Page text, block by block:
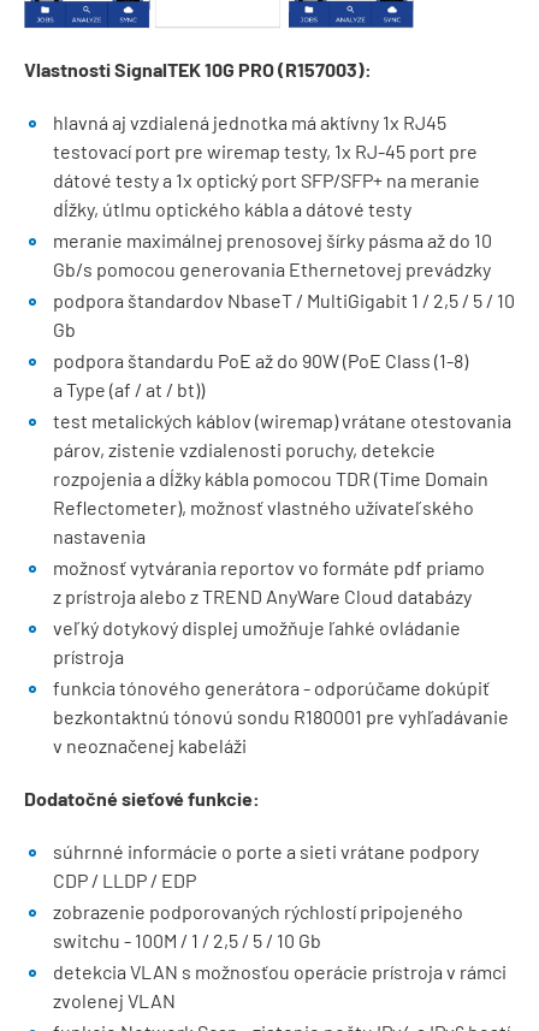
Vlastnosti SignalTEK 10G PRO (R157003):
hlavná aj vzdialená jednotka má aktívny 1x RJ45
testovací port pre wiremap testy, 1x RJ-45 port pre
dátové testy a 1x optický port SFP/SFP+ na meranie
dĺžky, útlmu optického kábla a dátové testy
meranie maximálnej prenosovej šírky pásma až do 10
Gb/s pomocou generovania Ethernetovej prevádzky
podpora štandardov NbaseT / MultiGigabit 1 / 2,5 / 5 / 10
Gb
podpora štandardu PoE až do 90W (PoE Class (1-8)
a Type (af / at / bt))
test metalických káblov (wiremap) vrátane otestovania
párov, zistenie vzdialenosti poruchy, detekcie
rozpojenia a dĺžky kábla pomocou TDR (Time Domain
Reflectometer), možnosť vlastného užívateľského
nastavenia
možnosť vytvárania reportov vo formáte pdf priamo
z prístroja alebo z TREND AnyWare Cloud databázy
veľký dotykový displej umožňuje ľahké ovládanie
prístroja
funkcia tónového generátora - odporúčame dokúpiť
bezkontaktnú tónovú sondu R180001 pre vyhľadávanie
v neoznačenej kabeláži
Dodatočné sieťové funkcie:
súhrnné informácie o porte a sieti vrátane podpory
CDP / LLDP / EDP
zobrazenie podporovaných rýchlostí pripojeného
switchu - 100M / 1 / 2,5 / 5 / 10 Gb
detekcia VLAN s možnosťou operácie prístroja v rámci
zvolenej VLAN